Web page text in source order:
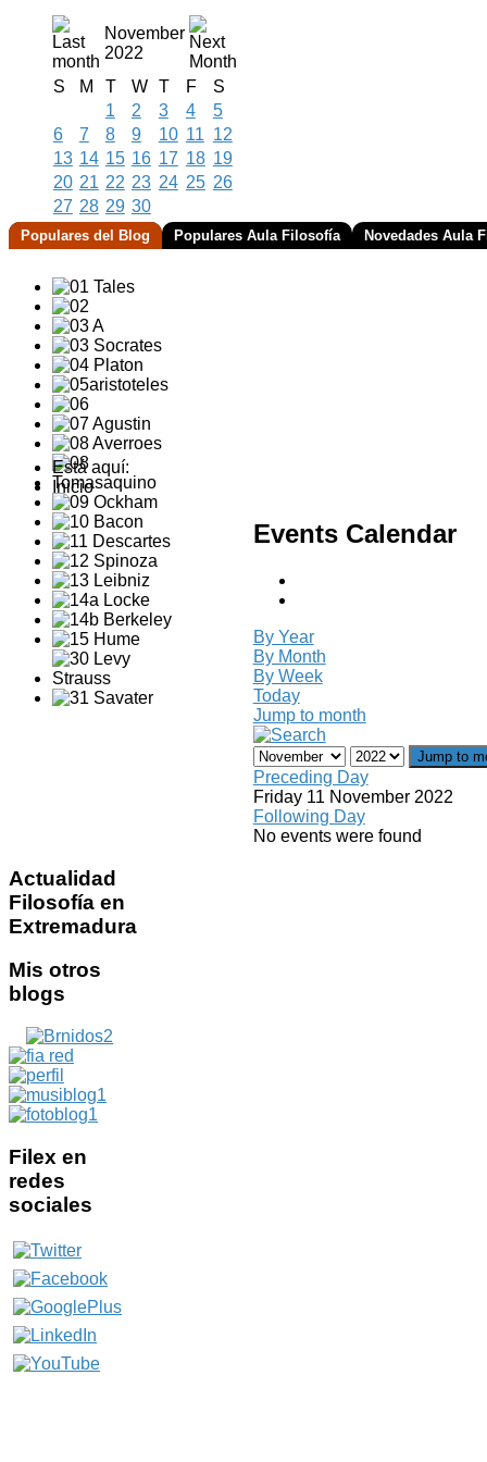
November
2022
S
M T W T F
S
1
2 3 4
5
6
7 8 9 10 11 12
13 14 15 16 17 18 19
20 21 22 23 24 25 26
27 28 29 30
Populares del Blog Populares Aula Filosofía Novedades Aula
Está aquí:
Inicio
Events Calendar
By Year
By Month
By Week
Today
Jump to month
Jump to
Preceding Day
Friday 11 November 2022
Following Day
No events were found
Actualidad
Filosofía en
Extremadura
Mis otros
blogs
Filex en
redes
sociales